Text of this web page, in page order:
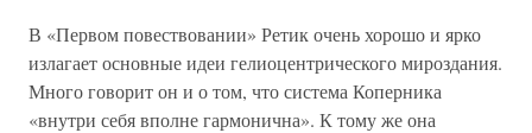
В «Первом повествовании» Ретик очень хорошо и ярко
излагает основные идеи гелиоцентрического мироздания.
Много говорит он и о том, что система Коперника
«внутри себя вполне гармонична». К тому же она